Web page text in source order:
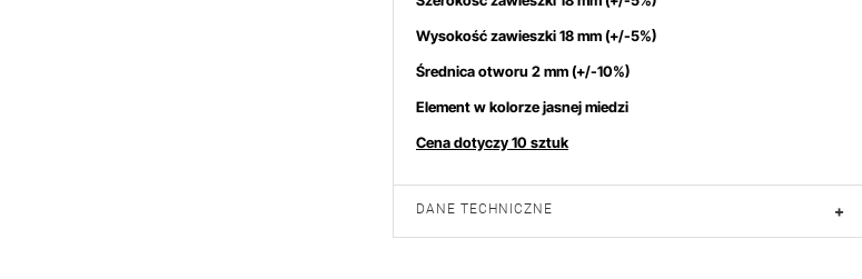
Wysokość zawieszki 18 mm (+/-5%)
Średnica otworu 2 mm (+/-10%)
Element w kolorze jasnej miedzi
Cena dotyczy 10 sztuk
DANE TECHNICZNE +